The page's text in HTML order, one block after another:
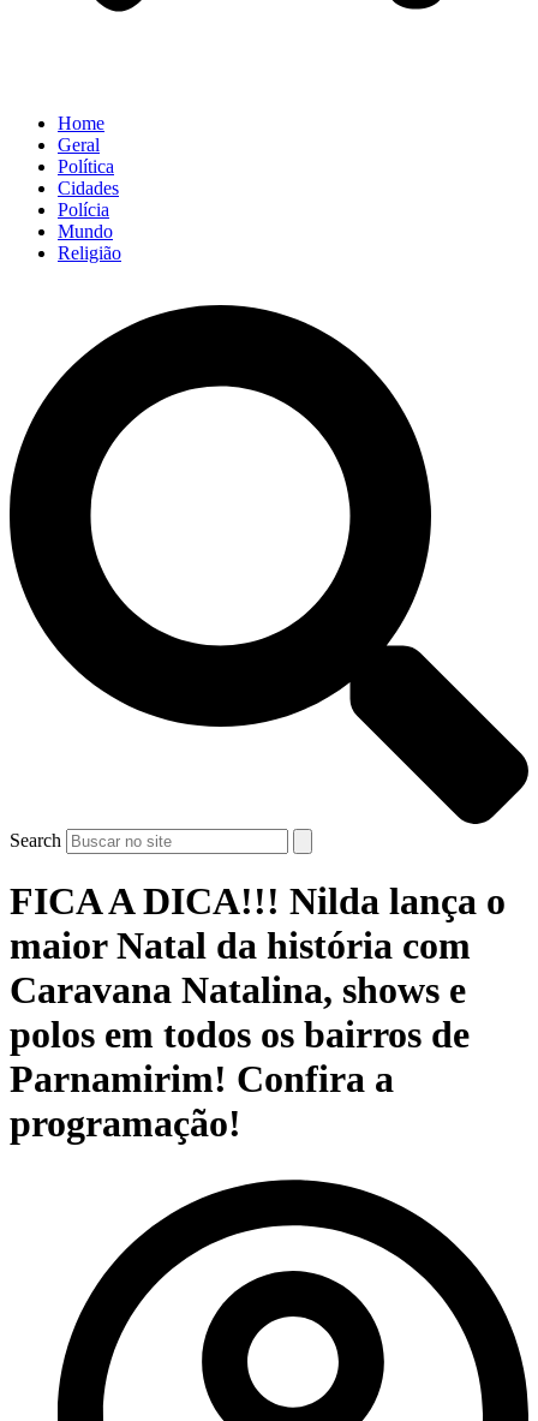
Home
Geral
Política
Cidades
Polícia
Mundo
Religião
Search
FICA A DICA!!! Nilda lança o
maior Natal da história com
Caravana Natalina, shows e
polos em todos os bairros de
Parnamirim! Confira a
programação!